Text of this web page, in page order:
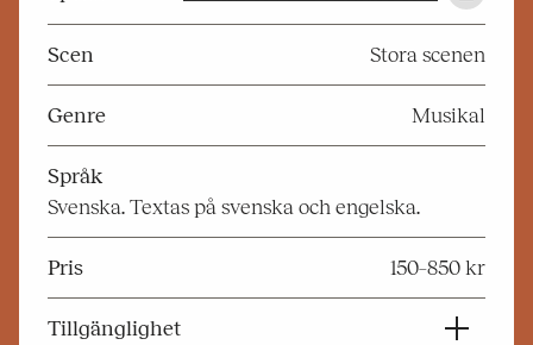
Scen Stora scenen
Genre Musikal
Språk
Svenska. Textas på svenska och engelska.
Pris 150–850 kr
Tillgänglighet